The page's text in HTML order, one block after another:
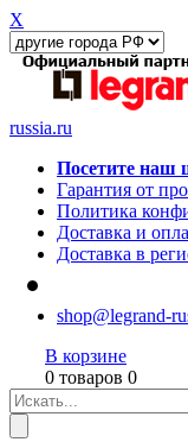
X
russia.ru
Посетите наш
Гарантия от
Политика
Доставка и
Доставка в
shop@legrand-
В корзине
0 товаров 0